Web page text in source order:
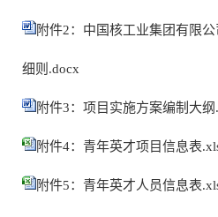
附件2：中国核工业集团有限
细则.docx
附件3：项目实施方案编制大纲
附件4：青年英才项目信息表
附件5：青年英才人员信息表